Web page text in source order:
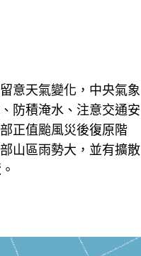
意天氣變化，中央氣象
防積淹水、注意交通安
正值颱風災後復原階
山區雨勢大，並有擴散